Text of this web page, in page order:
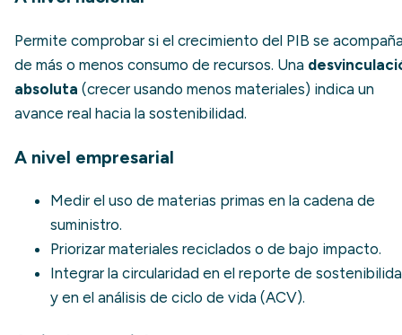
Permite comprobar si el crecimiento del PIB se
de más o menos consumo de recursos. Una
absoluta (crecer usando menos materiales) indica un
avance real hacia la sostenibilidad.
A nivel empresarial
Medir el uso de materias primas en la cadena de
suministro.
Priorizar materiales reciclados o de bajo impacto.
Integrar la circularidad en el reporte de
y en el análisis de ciclo de vida (ACV).